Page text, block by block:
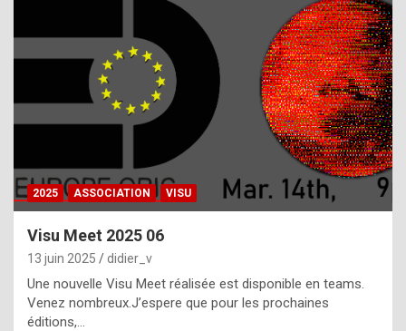
h
a
t
t
2025 ASSOCIATION VISU
Visu Meet 2025 06
13 juin 2025 didier_v
Une nouvelle Visu Meet réalisée est disponible en teams.
Venez nombreux.J’espere que pour les prochaines
éditions,…